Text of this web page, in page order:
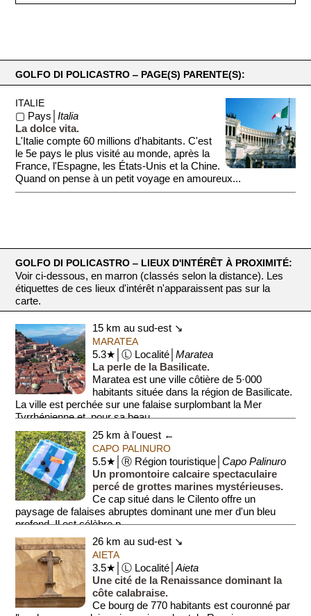
GOLFO DI POLICASTRO ‒ PAGE(S) PARENTE(S):
ITALIE
▢ Pays│Italia
La dolce vita.
L'Italie compte 60 millions d'habitants. C'est
le 5e pays le plus visité au monde, après la
France, l'Espagne, les États-Unis et la Chine.
Quand on pense à un petit voyage en amoureux...
GOLFO DI POLICASTRO ‒ LIEUX D'INTÉRÊT À PROXIMITÉ:
Voir ci-dessous, en marron (classés selon la distance). Les
étiquettes de ces lieux d'intérêt n'apparaissent pas sur la
carte.
15 km au sud-est ↘
MARATEA
5.3★│Ⓛ Localité│Maratea
La perle de la Basilicate.
Maratea est une ville côtière de 5·000
habitants située dans la région de Basilicate.
La ville est perchée sur une falaise surplombant la Mer
Tyrrhénienne et, pour sa beau...
25 km à l'ouest ←
CAPO PALINURO
5.5★│Ⓡ Région touristique│Capo Palinuro
Un promontoire calcaire spectaculaire
percé de grottes marines mystérieuses.
Ce cap situé dans le Cilento offre un
paysage de falaises abruptes dominant une mer d'un bleu
profond. Il est célèbre p...
26 km au sud-est ↘
AIETA
3.5★│Ⓛ Localité│Aieta
Une cité de la Renaissance dominant la
côte calabraise.
Ce bourg de 770 habitants est couronné par